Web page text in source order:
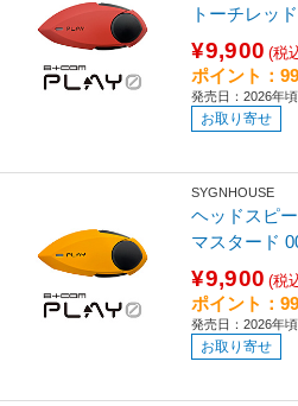
トーチレッ
¥9,900 (税
ポイント：
発売日：2026年
お取り寄せ
SYGNHOUSE
ヘッドスピ
マスタード
¥9,900 (税
ポイント：
発売日：2026年
お取り寄せ